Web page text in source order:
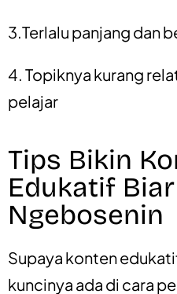
3.Terlalu panjang dan
4. Topiknya kurang
pelajar
Tips Bikin
Edukatif
Ngebosenin
Supaya konten
kuncinya ada di cara